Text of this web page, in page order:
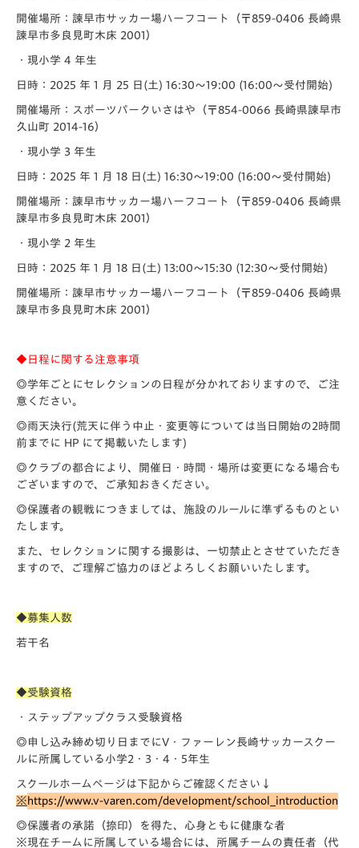
開催場所：諫早市サッカー場ハーフコート（〒859-0406 ⻑崎県
諫早市多良見町木床 2001）
・現小学 4 年生
日時：2025 年 1 月 25 日(土) 16:30〜19:00 (16:00〜受付開始)
開催場所：スポーツパークいさはや（〒854-0066 ⻑崎県諫早市
久山町 2014-16）
・現小学 3 年生
日時：2025 年 1 月 18 日(土) 16:30〜19:00 (16:00〜受付開始)
開催場所：諫早市サッカー場ハーフコート（〒859-0406 ⻑崎県
諫早市多良見町木床 2001）
・現小学 2 年生
日時：2025 年 1 月 18 日(土) 13:00〜15:30 (12:30〜受付開始)
開催場所：諫早市サッカー場ハーフコート（〒859-0406 ⻑崎県
諫早市多良見町木床 2001）
◆日程に関する注意事項
◎学年ごとにセレクションの日程が分かれておりますので、ご注
意ください。
◎雨天決行(荒天に伴う中止・変更等については当日開始の2時間
前までに HP にて掲載いたします)
◎クラブの都合により、開催日・時間・場所は変更になる場合も
ございますので、ご承知おきください。
◎保護者の観戦につきましては、施設のルールに準ずるものとい
たします。
また、セレクションに関する撮影は、一切禁止とさせていただき
ますので、ご理解ご協力のほどよろしくお願いいたします。
◆募集人数
若干名
◆受験資格
・ステップアップクラス受験資格
◎申し込み締め切り日までにV・ファーレン長崎サッカースクー
ル に所属している小学2・3・4・5年生
スクールホームページは下記からご確認ください↓
※ https://www.v-varen.com/devel opment/school_introduction
◎保護者の承諾（捺印）を得た、心身ともに健康な者
※現在チームに所属している場合には、所属チームの責任者（代